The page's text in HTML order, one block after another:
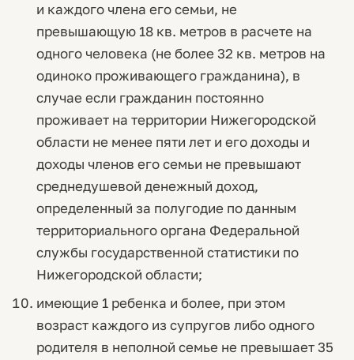
и каждого члена его семьи, не
превышающую 18 кв. метров в расчете на
одного человека (не более 32 кв. метров на
одиноко проживающего гражданина), в
случае если гражданин постоянно
проживает на территории Нижегородской
области не менее пяти лет и его доходы и
доходы членов его семьи не превышают
среднедушевой денежный доход,
определенный за полугодие по данным
территориального органа Федеральной
службы государственной статистики по
Нижегородской области;
имеющие 1 ребенка и более, при этом
возраст каждого из супругов либо одного
родителя в неполной семье не превышает 35